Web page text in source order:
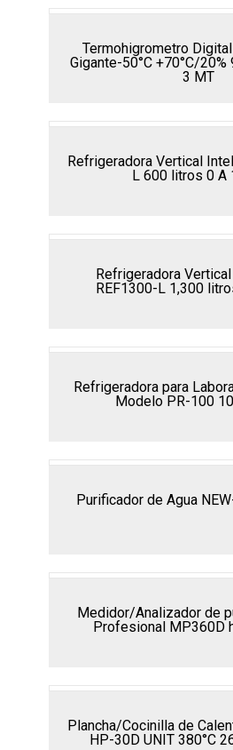
Termohigrometro
Gigante-50°C +70°C/20%
3 MT
Refrigeradora Vertical
L 600 litros 0 A
Refrigeradora
REF1300-L 1,300
Refrigeradora para
Modelo PR-100
Purificador de Agua
Medidor/Analizador de
Profesional MP360D
Plancha/Cocinilla de
HP-30D UNIT 380°C